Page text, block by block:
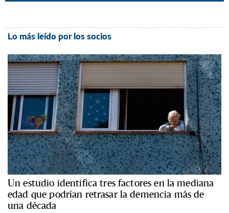
Lo más leído por los socios
Un estudio identifica tres factores en la mediana
edad que podrían retrasar la demencia más de
una década